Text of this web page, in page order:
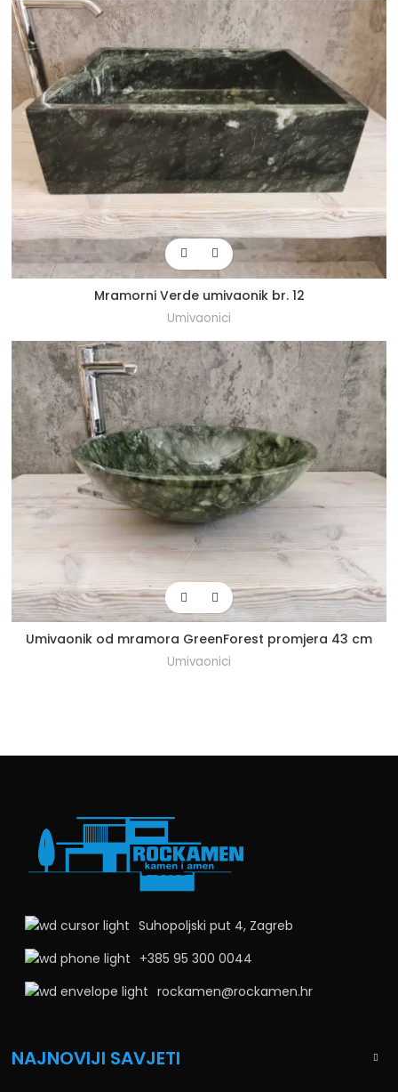
Mramorni Verde umivaonik br. 12
Umivaonici
Umivaonik od mramora GreenForest promjera 43 cm
Umivaonici
Suhopoljski put 4, Zagreb
+385 95 300 0044
rockamen@rockamen.hr
NAJNOVIJI SAVJETI